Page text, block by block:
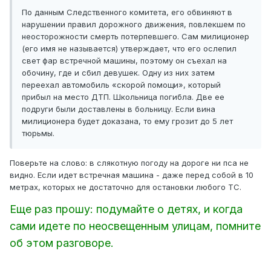
По данным Следственного комитета, его обвиняют в
нарушении правил дорожного движения, повлекшем по
неосторожности смерть потерпевшего. Сам милиционер
(его имя не называется) утверждает, что его ослепил
свет фар встречной машины, поэтому он съехал на
обочину, где и сбил девушек. Одну из них затем
переехал автомобиль «скорой помощи», который
прибыл на место ДТП. Школьница погибла. Две ее
подруги были доставлены в больницу. Если вина
милиционера будет доказана, то ему грозит до 5 лет
тюрьмы.
Поверьте на слово: в слякотную погоду на дороге ни пса не
видно. Если идет встречная машина - даже перед собой в 10
метрах, которых не достаточно для остановки любого ТС.
Еще раз прошу: подумайте о детях, и когда
сами идете по неосвещенным улицам, помните
об этом разговоре.